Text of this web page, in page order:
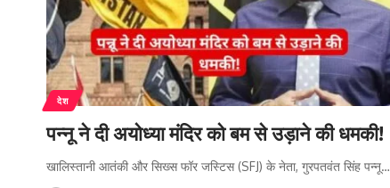
देश
पन्नू ने दी अयोध्या मंदिर को बम से उड़ाने की धमकी!
खालिस्तानी आतंकी और सिख्स फॉर जस्टिस (SFJ) के नेता, गुरपतवंत सिंह पन्नू…